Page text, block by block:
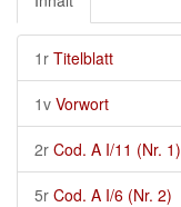
1r Titelblatt
1v Vorwort
2r Cod. A I/11 (Nr. 1)
5r Cod. A I/6 (Nr. 2)